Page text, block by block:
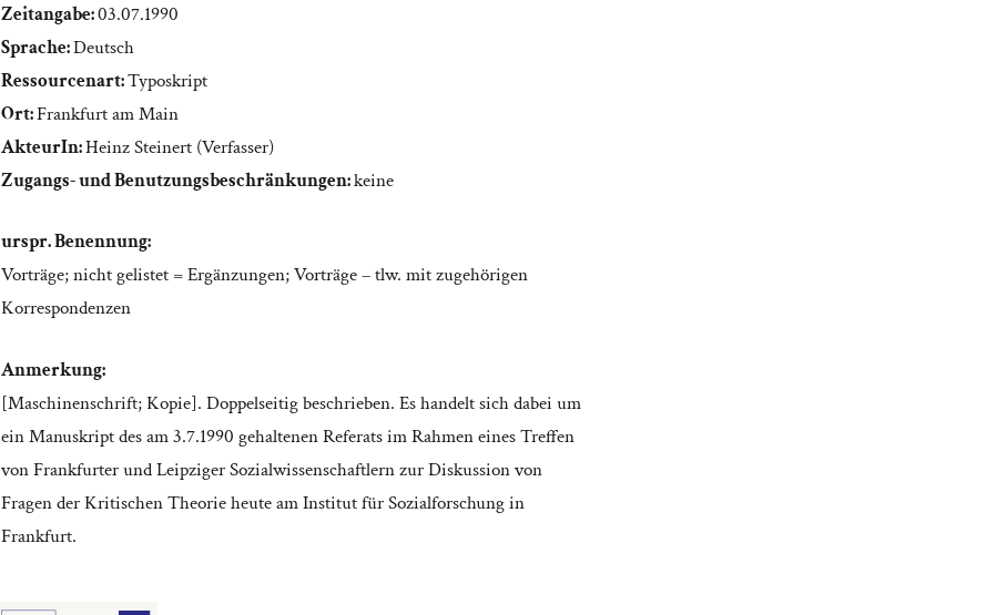
Zeitangabe:03.07.1990
Sprache:Deutsch
Ressourcenart:Typoskript
Ort:Frankfurt am Main
AkteurIn:Heinz Steinert (Verfasser)
Zugangs- und Benutzungsbeschränkungen:keine
urspr. Benennung:
Vorträge; nicht gelistet = Ergänzungen; Vorträge – tlw. mit zugehörigen
Korrespondenzen
Anmerkung:
[Maschinenschrift; Kopie]. Doppelseitig beschrieben. Es handelt sich dabei um
ein Manuskript des am 3.7.1990 gehaltenen Referats im Rahmen eines Treffen
von Frankfurter und Leipziger Sozialwissenschaftlern zur Diskussion von
Fragen der Kritischen Theorie heute am Institut für Sozialforschung in
Frankfurt.